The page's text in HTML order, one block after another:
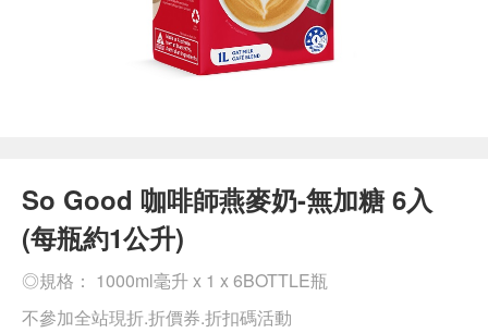
So Good 咖啡師燕麥奶-無加糖 6入
(每瓶約1公升)
◎規格： 1000ml毫升 x 1 x 6BOTTLE瓶
不參加全站現折.折價券.折扣碼活動